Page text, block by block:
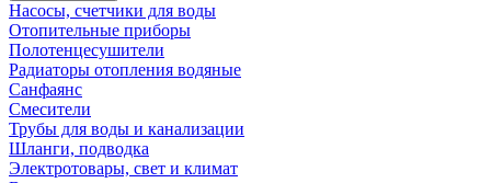
Насосы, счетчики для воды
Отопительные приборы
Полотенцесушители
Радиаторы отопления водяные
Санфаянс
Смесители
Трубы для воды и канализации
Шланги, подводка
Электротовары, свет и климат